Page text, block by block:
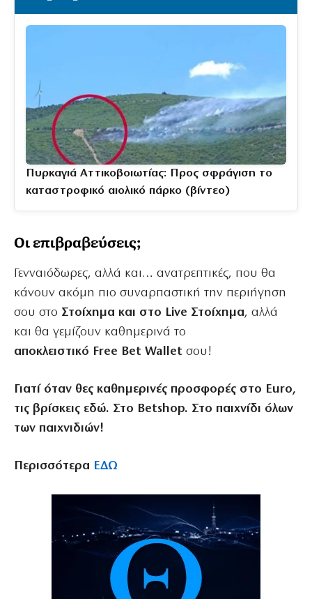
Πυρκαγιά Αττικοβοιωτίας: Προς σφράγιση το
καταστροφικό αιολικό πάρκο (βίντεο)
Οι επιβραβεύσεις;
Γενναιόδωρες, αλλά και… ανατρεπτικές, που θα
κάνουν ακόμη πιο συναρπαστική την περιήγηση
σου στο Στοίχημα και στο Live Στοίχημα, αλλά
και θα γεμίζουν καθημερινά το
αποκλειστικό Free Bet Wallet σου!
Γιατί όταν θες καθημερινές προσφορές στο Euro,
τις βρίσκεις εδώ. Στο Betshop. Στο παιχνίδι όλων
των παιχνιδιών!
Περισσότερα ΕΔΩ